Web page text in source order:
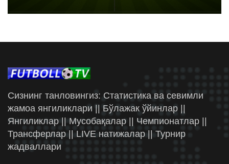
Сизнинг танловингиз: Статистика ва севимли
жамоа янгиликлари || Бўлажак ўйинлар ||
Янгиликлар || Мусобақалар || Чемпионатлар ||
Трансферлар || LIVE натижалар || Турнир
жадваллари